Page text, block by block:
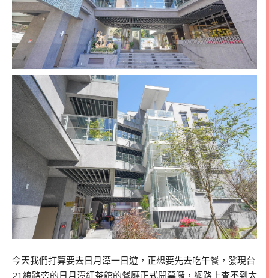
今天我們打算要去日月潭一日遊，正想要先去吃午餐，發現台
21線路旁的日月潭紅茶館的餐廳正式開幕囉，網路上查不到太